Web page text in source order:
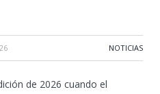
NOTICIAS
de 2026 cuando el